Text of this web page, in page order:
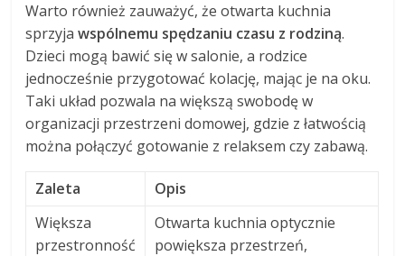
Warto również zauważyć, że otwarta kuchnia
sprzyjawspólnemu spędzaniu czasu z rodziną.
Dzieci mogą bawić się w salonie, a rodzice
jednocześnie przygotować kolację, mając je na oku.
Taki układ pozwala na większą swobodę w
organizacji przestrzeni domowej, gdzie z łatwością
można połączyć gotowanie z relaksem czy zabawą.
Zaleta
Opis
Większa
przestronność
Otwarta kuchnia optycznie
powiększa przestrzeń,